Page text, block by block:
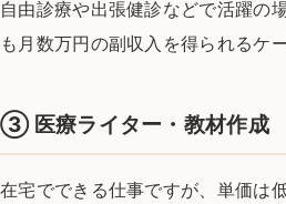
自由診療や出張健診などで活躍の
も月数万円の副収入を得られるケー
③ 医療ライター・教材作成
在宅でできる仕事ですが、単価は